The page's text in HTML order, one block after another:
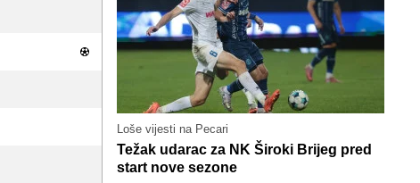
Loše vijesti na Pecari
Težak udarac za NK Široki Brijeg pred
start nove sezone